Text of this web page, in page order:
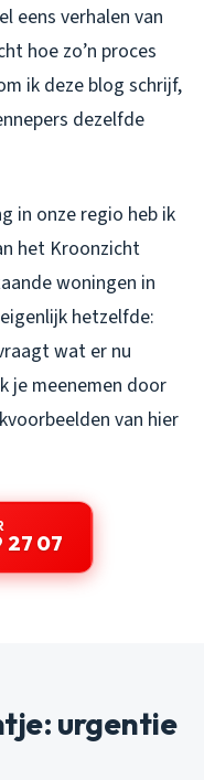
eens verhalen van
hoe zo’n proces
ik deze blog schrijf,
dezelfde
in onze regio heb ik
het Kroonzicht
woningen in
hetzelfde:
wat er nu
je meenemen door
van hier
27 07
urgentie